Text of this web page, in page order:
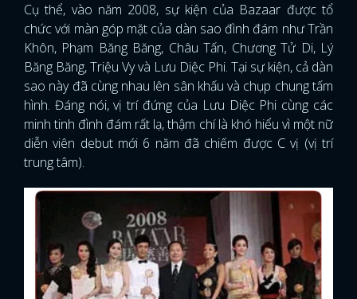
Cụ thể, vào năm 2008, sự kiện của Bazaar được tổ
chức với màn góp mặt của dàn sao đình đám như Trần
Khôn, Phạm Băng Băng, Châu Tấn, Chương Tử Di, Lý
Băng Băng, Triệu Vy và Lưu Diệc Phi. Tại sự kiện, cả dàn
sao này đã cùng nhau lên sân khấu và chụp chung tấm
hình. Đáng nói, vị trí đứng của Lưu Diệc Phi cùng các
minh tinh đình đám rất lạ, thậm chí là khó hiểu vì một nữ
diễn viên debut mới 6 năm đã chiếm được C vị (vị trí
trung tâm).